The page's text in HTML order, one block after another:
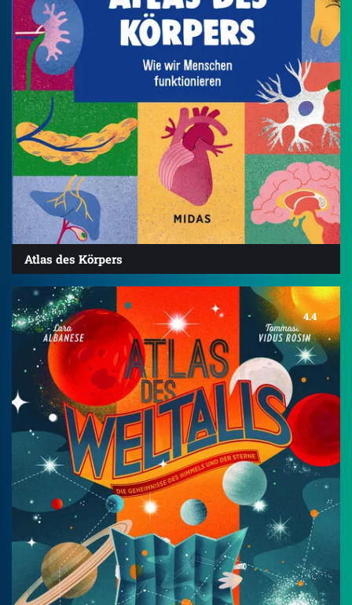
Atlas des Körpers
4.4